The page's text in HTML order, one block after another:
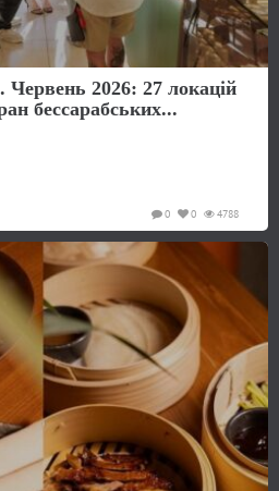
Червень 2026: 27 локацій
бессарабських...
4788
0
0